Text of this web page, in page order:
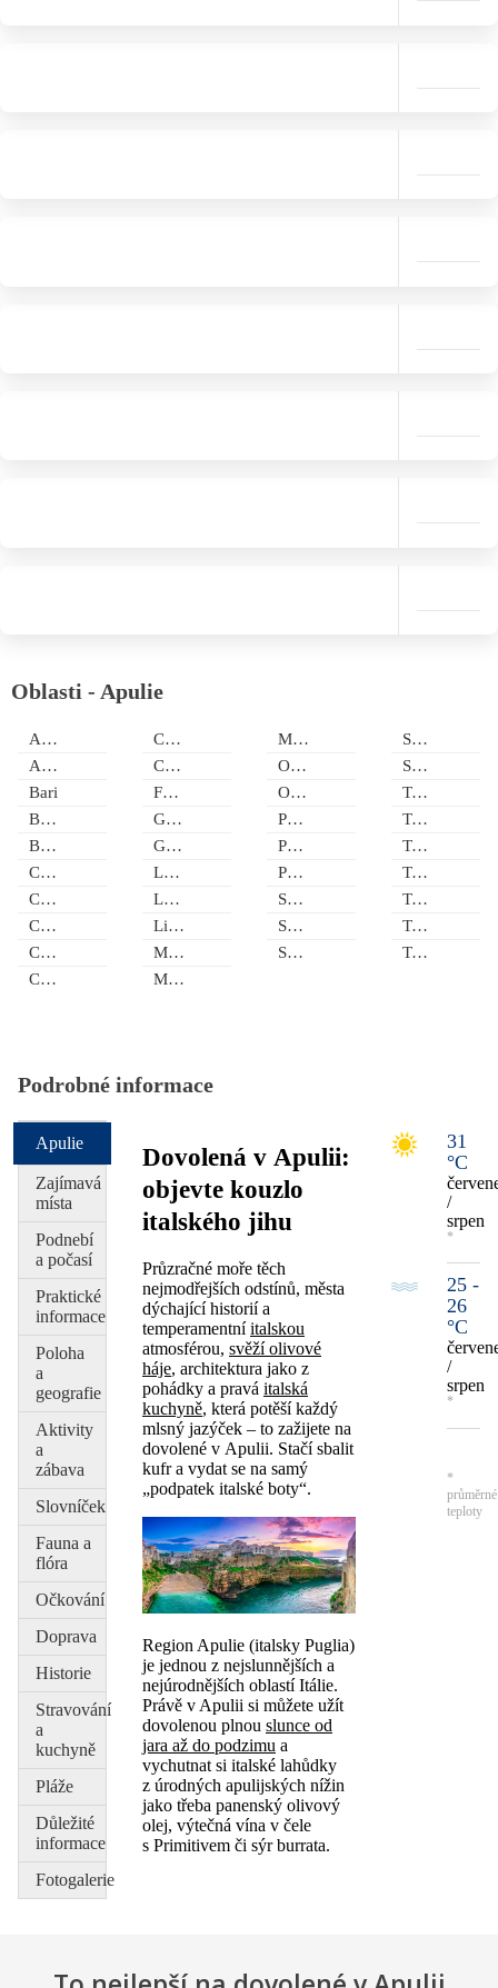
Oblasti - Apulie
Alberobello
Andria
Bari
Barletta
Brindisi
Campomarino
Capitolo
Carovigno
Castellaneta Marina
Castro
Conca Specchiulla
Conversano
Fontanelle
Gallipoli
Gargano
Lecce
Lesina
Lido Marini
Manfredonia
Marina di Ginosa
Marina di Pisticci
Ostuni
Otranto
Padula Fede
Poggiardo
Polignano a Mare
San Cataldo
Santa Cesarea Terme
Santa Maria al Bagno
Santa Maria di Leuca
Specchiolla
Tarent
Torre Canne di Fasano
Torre dell Orso
Torre Pali
Torre Rinalda
Torre San Giovanni
Torre Specchia
Podrobné informace
31
°C
/
srpen
*
25 -
26
°C
/
srpen
*
*
průměrné
teploty
Dovolená v Apulii:
objevte kouzlo
italského jihu
Průzračné moře těch
nejmodřejších odstínů, města
dýchající historií a
temperamentníitalskou
atmosférou, svěží olivové
háje, architektura jako z
pohádky a pravá italská
kuchyně, která potěší každý
mlsný jazýček – to zažijete na
dovolené v Apulii. Stačí sbalit
kufr a vydat se na samý
„podpatek italské boty“.
Region Apulie (italsky Puglia)
je jednou z nejslunnějších a
nejúrodnějších oblastí Itálie.
Právě v Apulii si můžete užít
dovolenou plnou slunce od
jara až do podzimu a
vychutnat si italské lahůdky
z úrodných apulijských nížin
jako třeba panenský olivový
olej, výtečná vína v čele
s Primitivem či sýr burrata.
Apulie
Zajímavá
místa
Podnebí
a počasí
Praktické
informace
Poloha
a
geografie
Aktivity
a
zábava
Slovníček
Fauna a
flóra
Očkování
Doprava
Historie
Stravování
a
kuchyně
Pláže
Důležité
informace
Fotogalerie